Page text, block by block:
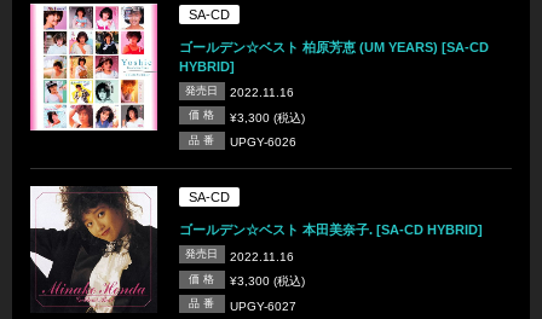
SA-CD
ゴールデン☆ベスト 柏原芳恵 (UM YEARS) [SA-CD
HYBRID]
発売日 2022.11.16
価 格 ¥3,300 (税込)
品 番 UPGY-6026
SA-CD
ゴールデン☆ベスト 本田美奈子. [SA-CD HYBRID]
発売日 2022.11.16
価 格 ¥3,300 (税込)
品 番 UPGY-6027